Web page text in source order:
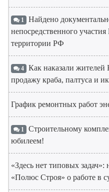
1 Найдено
непосредственного
территории РФ
4 Как наказали жителей
продажу краба, палтуса и
График ремонтных работ
1 Строительному
юбилеем!
«Здесь нет типовых
«Полюс Строя» о работе в